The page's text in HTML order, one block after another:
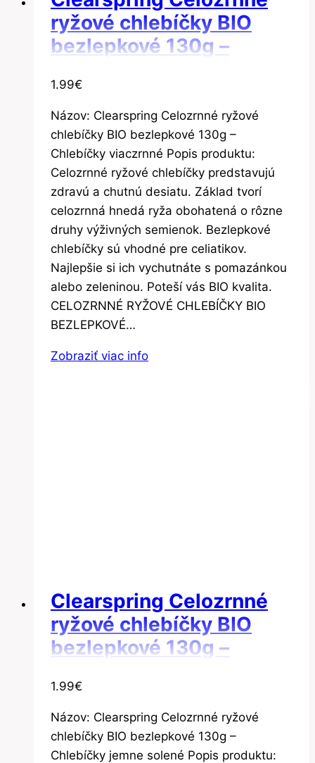
ryžové chlebíčky BIO
bezlepkové 130g –
1.99€
Názov: Clearspring Celozrnné ryžové
chlebíčky BIO bezlepkové 130g –
Chlebíčky viaczrnné Popis produktu:
Celozrnné ryžové chlebíčky predstavujú
zdravú a chutnú desiatu. Základ tvorí
celozrnná hnedá ryža obohatená o rôzne
druhy výživných semienok. Bezlepkové
chlebíčky sú vhodné pre celiatikov.
Najlepšie si ich vychutnáte s pomazánkou
alebo zeleninou. Poteší vás BIO kvalita.
CELOZRNNÉ RYŽOVÉ CHLEBÍČKY BIO
BEZLEPKOVÉ…
Zobraziť viac info
Clearspring Celozrnné
ryžové chlebíčky BIO
bezlepkové 130g –
1.99€
Názov: Clearspring Celozrnné ryžové
chlebíčky BIO bezlepkové 130g –
Chlebíčky jemne solené Popis produktu: